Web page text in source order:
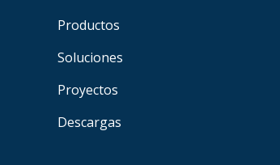
Productos
Soluciones
Proyectos
Descargas